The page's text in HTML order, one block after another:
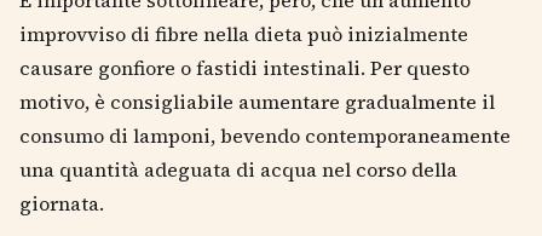
improvviso di fibre nella dieta può inizialmente
causare gonfiore o fastidi intestinali. Per questo
motivo, è consigliabile aumentare gradualmente il
consumo di lamponi, bevendo contemporaneamente
una quantità adeguata di acqua nel corso della
giornata.